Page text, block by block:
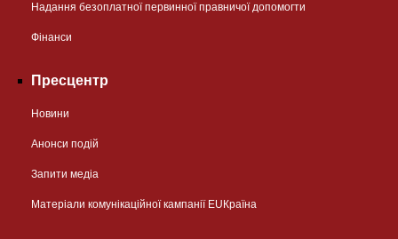
Надання безоплатної первинної правничої допомогти
Фінанси
Пресцентр
Новини
Анонси подій
Запити медіа
Матеріали комунікаційної кампанії EUКраїна